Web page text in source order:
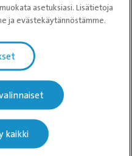
asetuksiasi. Lisätietoja
ja evästekäytännöstämme.
kaikki